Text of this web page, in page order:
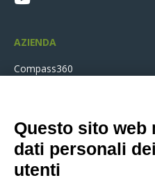
AZIENDA
Compass360
La nostra storia
Contatti
Lavora con noi
Partner
Questo sito web
dati personali
utenti